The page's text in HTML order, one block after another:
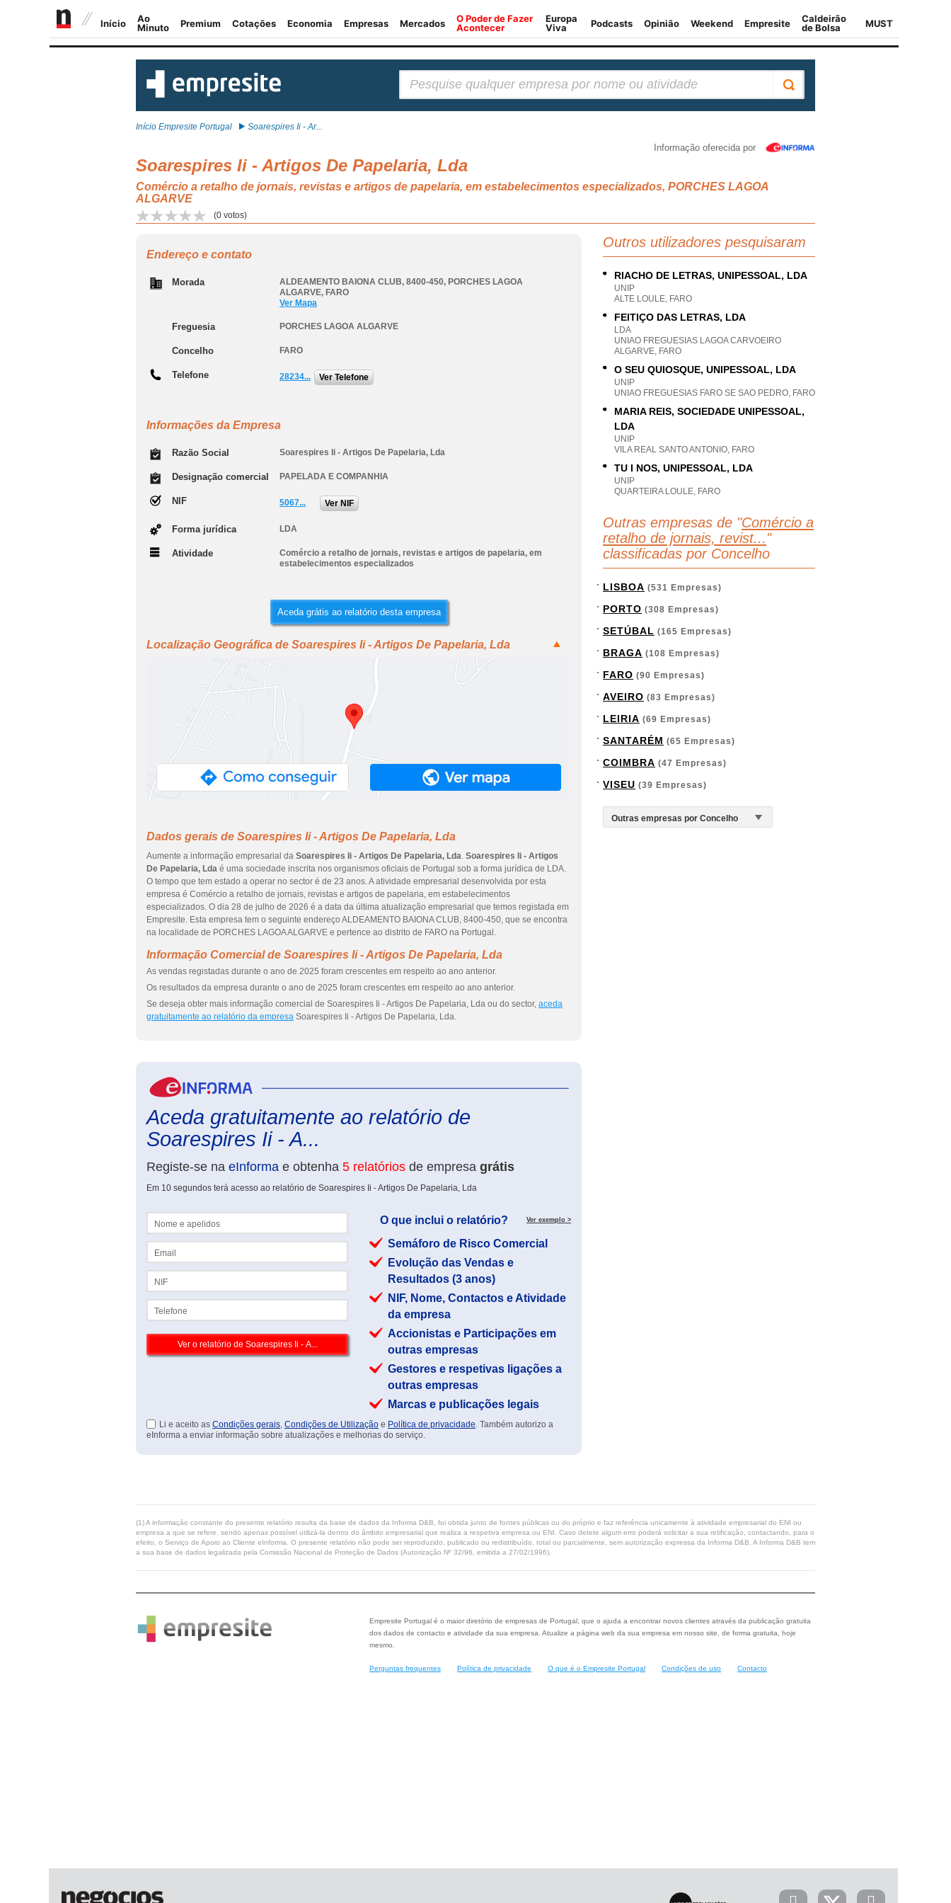
Início Empresite Portugal Soarespires Ii - Ar...
Informação oferecida por
Soarespires Ii - Artigos De Papelaria, Lda
Comércio a retalho de jornais, revistas e artigos de papelaria, em estabelecimentos especializados, PORCHES LAGOA
ALGARVE
(0 votos)
Endereço e contato
Morada ALDEAMENTO BAIONA CLUB, 8400-450, PORCHES LAGOA
ALGARVE, FARO
Ver Mapa
Freguesia PORCHES LAGOA ALGARVE
Concelho FARO
Telefone 28234... Ver Telefone
Informações da Empresa
Razão Social Soarespires Ii - Artigos De Papelaria, Lda
Designação comercial PAPELADA E COMPANHIA
NIF 5067... Ver NIF
Forma jurídica LDA
Atividade
Comércio a retalho de jornais, revistas e artigos de papelaria, em
estabelecimentos especializados
Aceda grátis ao relatório desta empresa
Localização Geográfica de Soarespires Ii - Artigos De Papelaria, Lda
Dados gerais de Soarespires Ii - Artigos De Papelaria, Lda
Aumente a informação empresarial da Soarespires Ii - Artigos De Papelaria, Lda. Soarespires Ii - Artigos
De Papelaria, Lda é uma sociedade inscrita nos organismos oficiais de Portugal sob a forma jurídica de LDA.
O tempo que tem estado a operar no sector é de 23 anos. A atividade empresarial desenvolvida por esta
empresa é Comércio a retalho de jornais, revistas e artigos de papelaria, em estabelecimentos
especializados. O dia 28 de julho de 2026 é a data da última atualização empresarial que temos registada em
Empresite. Esta empresa tem o seguinte endereço ALDEAMENTO BAIONA CLUB, 8400-450, que se encontra
na localidade de PORCHES LAGOA ALGARVE e pertence ao distrito de FARO na Portugal.
Informação Comercial de Soarespires Ii - Artigos De Papelaria, Lda
As vendas registadas durante o ano de 2025 foram crescentes em respeito ao ano anterior.
Os resultados da empresa durante o ano de 2025 foram crescentes em respeito ao ano anterior.
Se deseja obter mais informação comercial de Soarespires Ii - Artigos De Papelaria, Lda ou do sector, aceda
gratuitamente ao relatório da empresa Soarespires Ii - Artigos De Papelaria, Lda.
Aceda gratuitamente ao relatório de
Soarespires Ii - A...
Registe-se na eInforma e obtenha 5 relatórios de empresa grátis
Em 10 segundos terá acesso ao relatório de Soarespires Ii - Artigos De Papelaria, Lda
O que inclui o relatório? Ver exemplo >
Semáforo de Risco Comercial
Evolução das Vendas e
Resultados (3 anos)
NIF, Nome, Contactos e Atividade
da empresa
Accionistas e Participações em
outras empresas
Gestores e respetivas ligações a
outras empresas
Marcas e publicações legais
Li e aceito as Condições gerais, Condições de Utilização e Política de privacidade. Também autorizo a
eInforma a enviar informação sobre atualizações e melhorias do serviço.
Outros utilizadores pesquisaram
RIACHO DE LETRAS, UNIPESSOAL, LDA
UNIP
ALTE LOULE, FARO
FEITIÇO DAS LETRAS, LDA
LDA
UNIAO FREGUESIAS LAGOA CARVOEIRO
ALGARVE, FARO
O SEU QUIOSQUE, UNIPESSOAL, LDA
UNIP
UNIAO FREGUESIAS FARO SE SAO PEDRO, FARO
MARIA REIS, SOCIEDADE UNIPESSOAL,
LDA
UNIP
VILA REAL SANTO ANTONIO, FARO
TU I NOS, UNIPESSOAL, LDA
UNIP
QUARTEIRA LOULE, FARO
Outras empresas de "Comércio a
retalho de jornais, revist... "
classificadas por Concelho
LISBOA (531 Empresas)
PORTO (308 Empresas)
SETÚBAL (165 Empresas)
BRAGA (108 Empresas)
FARO (90 Empresas)
AVEIRO (83 Empresas)
LEIRIA (69 Empresas)
SANTARÉM (65 Empresas)
COIMBRA (47 Empresas)
VISEU (39 Empresas)
(1) A informação constante do presente relatório resulta da base de dados da Informa D&B, foi obtida junto de fontes públicas ou do próprio e faz referência unicamente à atividade empresarial do ENI ou
empresa a que se refere, sendo apenas possível utilizá-la dentro do âmbito empresarial que realiza a respetiva empresa ou ENI. Caso detete algum erro poderá solicitar a sua retificação, contactando, para o
efeito, o Serviço de Apoio ao Cliente eInforma. O presente relatório não pode ser reproduzido, publicado ou redistribuído, total ou parcialmente, sem autorização expressa da Informa D&B. A Informa D&B tem
a sua base de dados legalizada pela Comissão Nacional de Proteção de Dados (Autorização Nº 32/96, emitida a 27/02/1996).
Empresite Portugal é o maior diretório de empresas de Portugal, que o ajuda a encontrar novos clientes através da publicação gratuita
dos dados de contacto e atividade da sua empresa. Atualize a página web da sua empresa em nosso site, de forma gratuita, hoje
mesmo.
Perguntas frequentes Política de privacidade O que é o Empresite Portugal Condições de uso Contacto